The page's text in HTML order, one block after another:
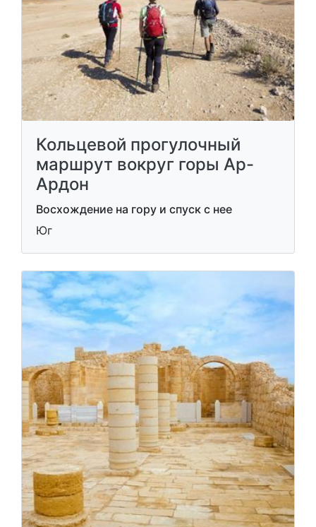
Кольцевой прогулочный
маршрут вокруг горы Ар-
Ардон
Восхождение на гору и спуск с нее
Юг